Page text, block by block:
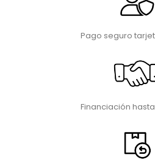
Pago seguro
Financiación